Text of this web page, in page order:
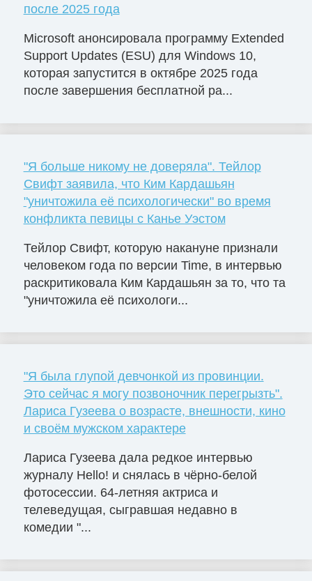
после 2025 года
Microsoft анонсировала программу Extended
Support Updates (ESU) для Windows 10,
которая запустится в октябре 2025 года
после завершения бесплатной ра...
"Я больше никому не доверяла". Тейлор
Свифт заявила, что Ким Кардашьян
"уничтожила её психологически" во время
конфликта певицы с Канье Уэстом
Тейлор Свифт, которую накануне признали
человеком года по версии Time, в интервью
раскритиковала Ким Кардашьян за то, что та
"уничтожила её психологи...
"Я была глупой девчонкой из провинции.
Это сейчас я могу позвоночник перегрызть".
Лариса Гузеева о возрасте, внешности, кино
и своём мужском характере
Лариса Гузеева дала редкое интервью
журналу Hello! и снялась в чёрно-белой
фотосессии. 64-летняя актриса и
телеведущая, сыгравшая недавно в
комедии "...